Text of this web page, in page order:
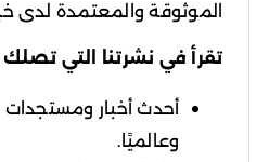
الموثوقة والمعتمدة لدى
تقرأ في نشرتنا التي
أحدث أخبار ومستجدات
وعالميًا.